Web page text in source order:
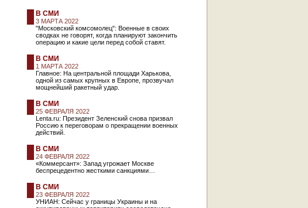
В СМИ
3 МАРТА 2022
"Московский комсомолец": Военные в своих
сводках не говорят, когда планируют закончить
операцию и какие цели перед собой ставят.
В СМИ
1 МАРТА 2022
Главное: На центральной площади Харькова,
одной из самых крупных в Европе, прозвучал
мощнейший ракетный удар.
В СМИ
25 ФЕВРАЛЯ 2022
Lenta.ru: Президент Зеленский снова призвал
Россию к переговорам о прекращении военных
действий.
В СМИ
24 ФЕВРАЛЯ 2022
«Коммерсант»: Запад угрожает Москве
беспрецедентно жесткими санкциями…
В СМИ
23 ФЕВРАЛЯ 2022
УНИАН: Сейчас у границы Украины и на